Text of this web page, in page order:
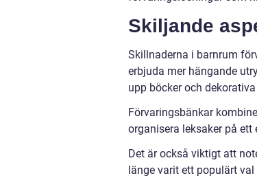
Skiljande
Skillnaderna i barnrum
erbjuda mer hängande
upp böcker och
Förvaringsbänkar
organisera leksaker på
Det är också viktigt att
länge varit ett populärt